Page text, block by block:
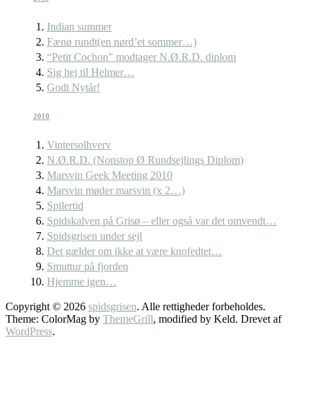
Indian summer
Fænø rundt(en nørd’et sommer…)
“Petit Cochon” modtager N.Ø.R.D. diplom
Sig hej til Helmer…
Godt Nytår!
2010
Vintersolhverv
N.Ø.R.D. (Nonstop Ø Rundsejlings Diplom)
Marsvin Geek Meeting 2010
Marsvin møder marsvin (x 2…)
Spilertid
Spidskalven på Grisø – eller også var det omvendt…
Spidsgrisen under sejl
Det gælder om ikke at være knofedtet…
Smuttur på fjorden
Hjemme igen…
Copyright © 2026 spidsgrisen. Alle rettigheder forbeholdes.
Theme: ColorMag by ThemeGrill, modified by Keld. Drevet af
WordPress.